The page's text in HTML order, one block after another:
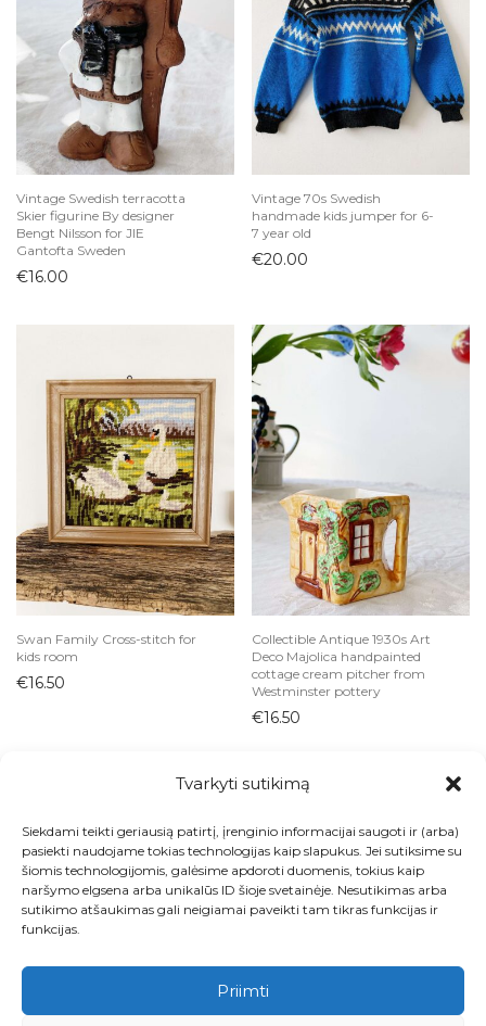
Tvarkyti sutikimą
Siekdami teikti geriausią patirtį, įrenginio informacijai saugoti ir (arba)
pasiekti naudojame tokias technologijas kaip slapukus. Jei sutiksime su
šiomis technologijomis, galėsime apdoroti duomenis, tokius kaip
naršymo elgsena arba unikalūs ID šioje svetainėje. Nesutikimas arba
sutikimo atšaukimas gali neigiamai paveikti tam tikras funkcijas ir
funkcijas.
Priimti
Vintage Swedish terracotta
Skier figurine By designer
Bengt Nilsson for JIE
Gantofta Sweden
€16.00
Vintage 70s Swedish
handmade kids jumper for 6-
7 year old
€20.00
Swan Family Cross-stitch for
kids room
€16.50
Collectible Antique 1930s Art
Deco Majolica handpainted
cottage cream pitcher from
Westminster pottery
€16.50
Visos prekės
Kontaktai
Apie
Paskyra
Krepšelis